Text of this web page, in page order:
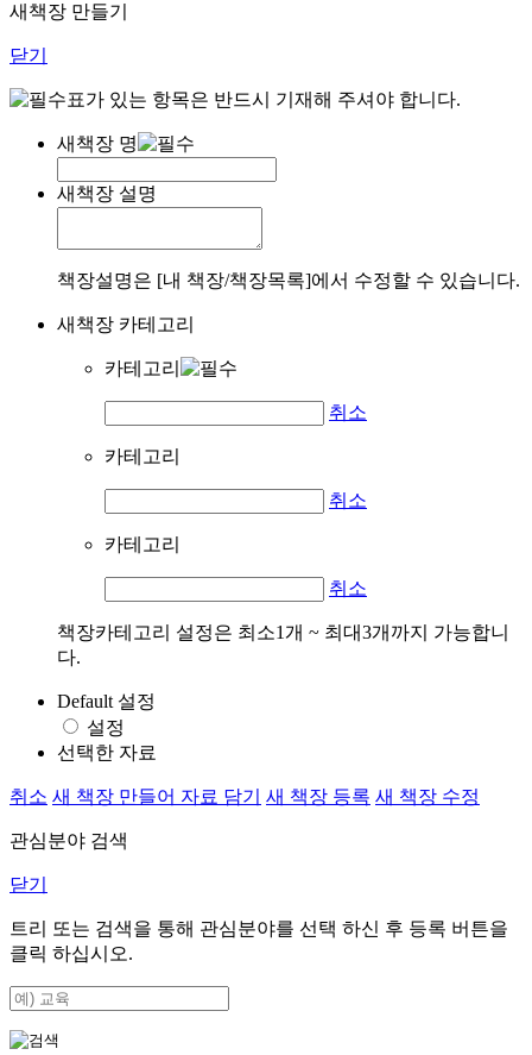
새책장 만들기
닫기
표가 있는 항목은 반드시 기재해 주셔야 합니다.
새책장 명
새책장 설명
책장설명은 [내 책장/책장목록]에서 수정할 수 있습니다.
새책장 카테고리
카테고리
취소
카테고리
취소
카테고리
취소
책장카테고리 설정은 최소1개 ~ 최대3개까지 가능합니
다.
Default 설정
설정
선택한 자료
취소 새 책장 만들어 자료 담기 새 책장 등록 새 책장 수정
관심분야 검색
닫기
트리 또는 검색을 통해 관심분야를 선택 하신 후 등록 버튼을
클릭 하십시오.